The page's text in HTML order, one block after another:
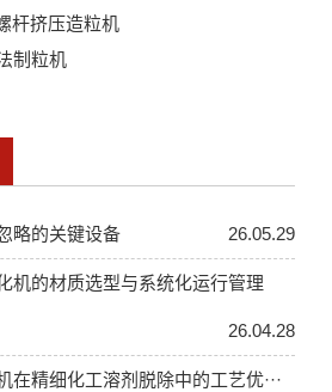
杆挤压造粒机
制粒机
略的关键设备 26.05.29
机的材质选型与系统化运行管理
26.04.28
在精细化工溶剂脱除中的工艺优···